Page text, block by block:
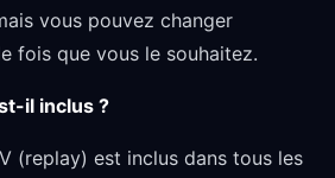
vous pouvez changer
fois que vous le souhaitez.
il inclus ?
(replay) est inclus dans tous les